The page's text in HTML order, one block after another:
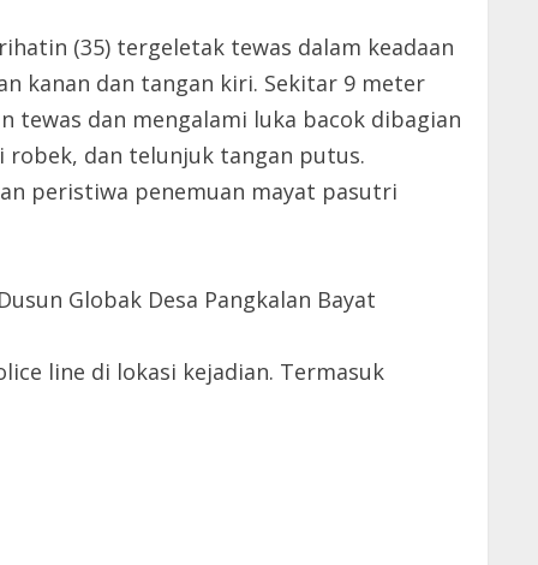
(35) tergeletak tewas dalam keadaan
kanan dan tangan kiri. Sekitar 9 meter
tewas dan mengalami luka bacok dibagian
robek, dan telunjuk tangan putus.
peristiwa penemuan mayat pasutri
Globak Desa Pangkalan Bayat
line di lokasi kejadian. Termasuk